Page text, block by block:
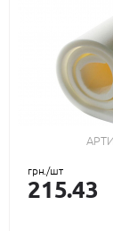
грн./шт
215.43